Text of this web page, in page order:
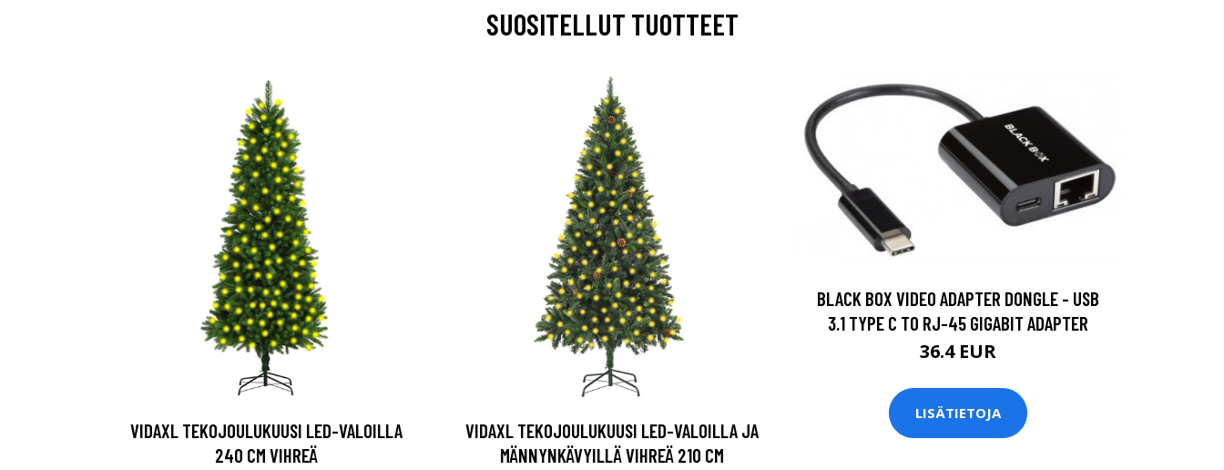
SUOSITELLUT TUOTTEET
VIDAXL TEKOJOULUKUUSI LED-VALOILLA
240 CM VIHREÄ
VIDAXL TEKOJOULUKUUSI LED-VALOILLA JA
MÄNNYNKÄVYILLÄ VIHREÄ 210 CM
BLACK BOX VIDEO ADAPTER DONGLE - USB
3.1 TYPE C TO RJ-45 GIGABIT ADAPTER
36.4 EUR
LISÄTIETOJA